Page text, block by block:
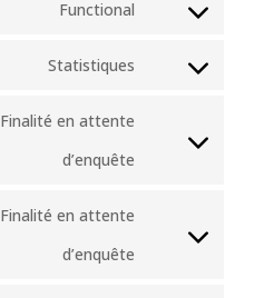
wordpress
Functional
litespeed
Statistiques
analytics
Finalité en attente
d’enquête
service
Finalité en attente
d’enquête